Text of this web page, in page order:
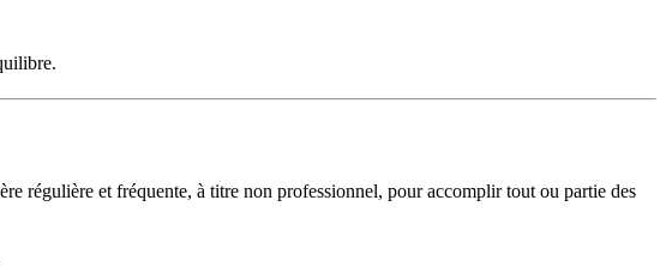
régulière et fréquente, à titre non professionnel, pour accomplir tout ou partie des